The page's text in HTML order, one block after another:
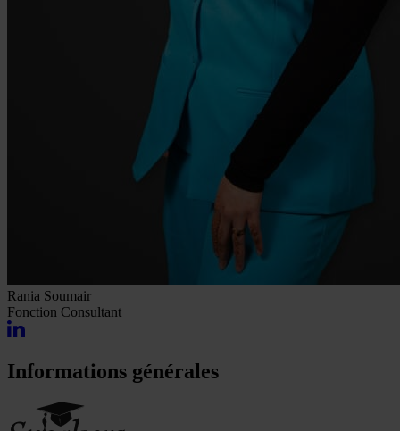
Rania Soumair
Fonction Consultant
Informations générales